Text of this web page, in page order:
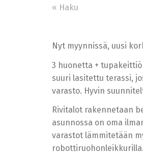
« Haku
Nyt myynnissä, uusi
3 huonetta +
suuri lasitettu terassi,
varasto. Hyvin
Rivitalot rakennetaan
asunnossa on oma
varastot lämmitetään